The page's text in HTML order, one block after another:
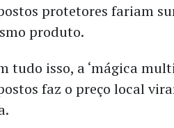
protetores fariam
produto.
tudo isso, a ‘mágica
faz o preço local